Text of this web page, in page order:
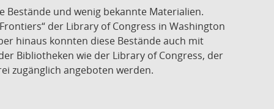
Bestände und wenig bekannte Materialien.
der Library of Congress in Washington
hinaus konnten diese Bestände auch mit
Bibliotheken wie der Library of Congress, der
zugänglich angeboten werden.